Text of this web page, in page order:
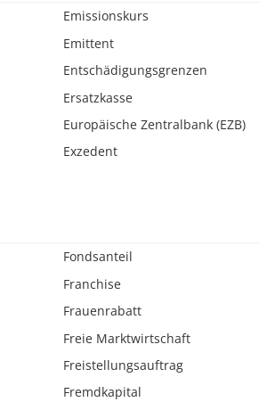
Emissionskurs
Emittent
Entschädigungsgrenzen
Ersatzkasse
Europäische Zentralbank (EZB)
Exzedent
Fondsanteil
Franchise
Frauenrabatt
Freie Marktwirtschaft
Freistellungsauftrag
Fremdkapital